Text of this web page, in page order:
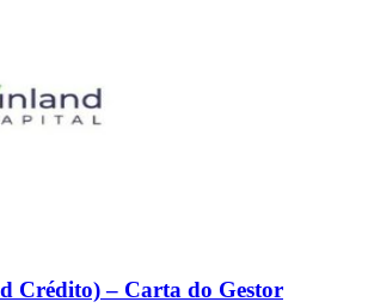
Crédito) – Carta do Gestor